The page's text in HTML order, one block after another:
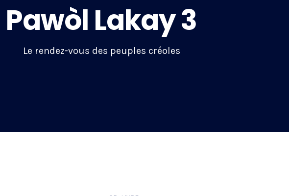
Pawòl Lakay 3
Le rendez-vous des peuples créoles